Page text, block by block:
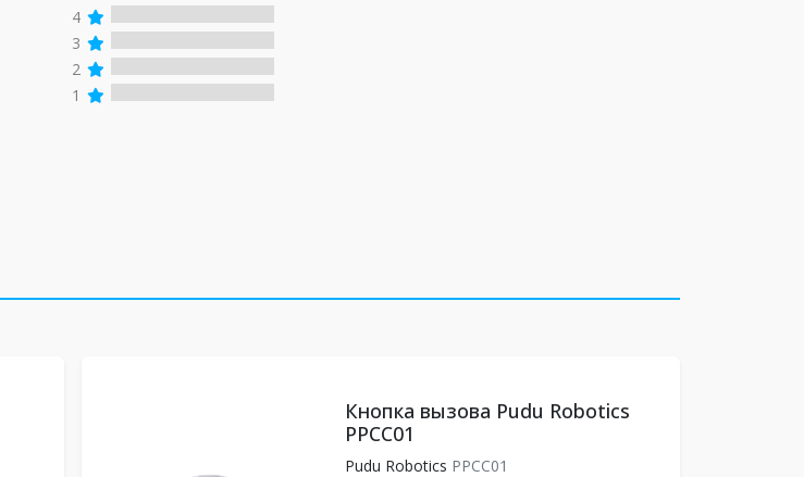
4
3
2
1
Кнопка вызова Pudu Robotics
PPCC01
Pudu Robotics PPCC01